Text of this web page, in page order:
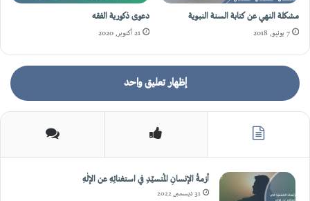
مشكلة النهي عن كتابة السنة النبوية
7 يونيو, 2018
دعوى ذكورية الفقه
21 أكتوبر, 2020
إظهار تعليق واحد
أزمةُ الإنسانِ المُتسيِّدِ في استغنائِهِ عن الإلٰهِ
31 ديسمبر, 2022